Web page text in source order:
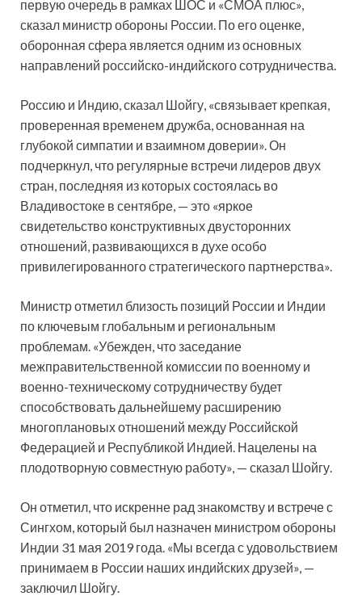
первую очередь в рамках ШОС и «СМОА плюс»,
сказал министр обороны России. По его оценке,
оборонная сфера является одним из основных
направлений российско-индийского сотрудничества.
Россию и Индию, сказал Шойгу, «связывает крепкая,
проверенная временем дружба, основанная на
глубокой симпатии и взаимном доверии». Он
подчеркнул, что регулярные встречи лидеров двух
стран, последняя из которых состоялась во
Владивостоке в сентябре, — это «яркое
свидетельство конструктивных двусторонних
отношений, развивающихся в духе особо
привилегированного стратегического партнерства».
Министр отметил близость позиций России и Индии
по ключевым глобальным и региональным
проблемам. «Убежден, что заседание
межправительственной комиссии по военному и
военно-техническому сотрудничеству будет
способствовать дальнейшему расширению
многоплановых отношений между Российской
Федерацией и Республикой Индией. Нацелены на
плодотворную совместную работу», — сказал Шойгу.
Он отметил, что искренне рад знакомству и встрече с
Сингхом, который был назначен министром обороны
Индии 31 мая 2019 года. «Мы всегда с удовольствием
принимаем в России наших индийских друзей», —
заключил Шойгу.